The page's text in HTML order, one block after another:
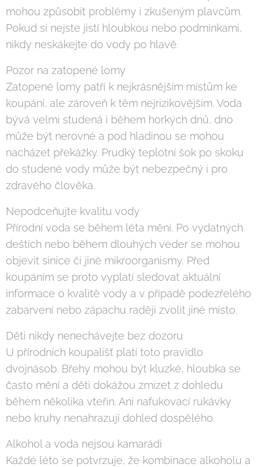
mohou způsobit problémy i zkušeným plavcům.
Pokud si nejste jistí hloubkou nebo podmínkami,
nikdy neskákejte do vody po hlavě.
Pozor na zatopené lomy
Zatopené lomy patří k nejkrásnějším místům ke
koupání, ale zároveň k těm nejrizikovějším. Voda
bývá velmi studená i během horkých dnů, dno
může být nerovné a pod hladinou se mohou
nacházet překážky. Prudký teplotní šok po skoku
do studené vody může být nebezpečný i pro
zdravého člověka.
Nepodceňujte kvalitu vody
Přírodní voda se během léta mění. Po vydatných
deštích nebo během dlouhých veder se mohou
objevit sinice či jiné mikroorganismy. Před
koupáním se proto vyplatí sledovat aktuální
informace o kvalitě vody a v případě podezřelého
zabarvení nebo zápachu raději zvolit jiné místo.
Děti nikdy nenechávejte bez dozoru
U přírodních koupališť platí toto pravidlo
dvojnásob. Břehy mohou být kluzké, hloubka se
často mění a děti dokážou zmizet z dohledu
během několika vteřin. Ani nafukovací rukávky
nebo kruhy nenahrazují dohled dospělého.
Alkohol a voda nejsou kamarádi
Každé léto se potvrzuje, že kombinace alkoholu a